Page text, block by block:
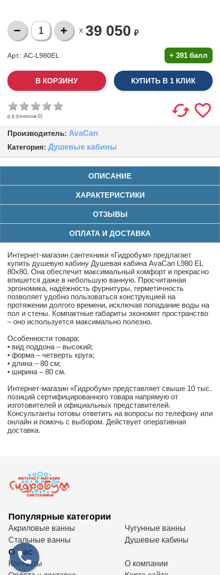
X 39 050 ₽
Арт.: AC-L980EL + 391 балл
КУПИТЬ В 1 КЛИК
0.0 (голосов 0)
Производитель: AvaCan
Категория: Душевые кабины
ОПИСАНИЕ
ХАРАКТЕРИСТИКИ
ОТЗЫВЫ
ОПЛАТА И ДОСТАВКА
Интернет-магазин сантехники «Гидробум» предлагает
купить душевую кабину Душевая кабина AvaCan L980 EL
80x80. Она обеспечит максимальный комфорт и прекрасно
впишется даже в небольшую ванную. Просчитанная
эргономика, надёжность фурнитуры, герметичность
позволяет удобно пользоваться конструкцией на
протяжении долгого времени, исключая попадание воды на
пол и стены. Компактные габариты экономят пространство
– оно используется максимально полезно.
Особенности товара:
• вид поддона – высокий;
• форма – четверть круга;
• длина – 80 см;
• ширина – 80 см.
Интернет-магазин «Гидробум» представляет свыше 10 тыс.
позиций сертифицированного товара напрямую от
изготовителей и официальных представителей.
Консультанты готовы ответить на вопросы по телефону или
онлайн и помочь с выбором. Действует оперативная
доставка.
Популярные категории
Акриловые ванны
Чугунные ванны
Стальные ванны
Душевые кабины
О нас
Контакты
О компании